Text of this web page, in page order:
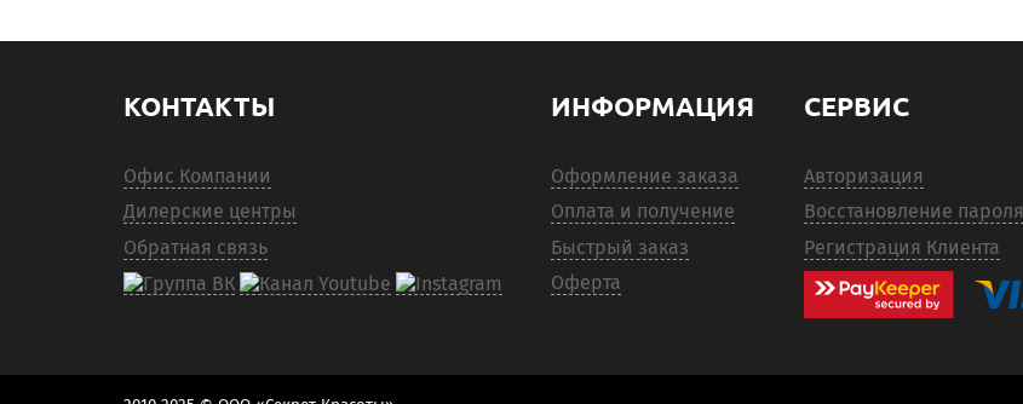
КОНТАКТЫ
Офис Компании
Дилерские центры
Обратная связь
ИНФОРМАЦИЯ
Оформление заказа
Оплата и получение
Быстрый заказ
Оферта
СЕРВИС
Авторизация
Восстановление пароля
Регистрация Клиента